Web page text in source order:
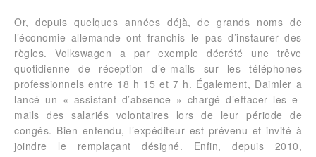
Or, depuis quelques années déjà, de grands noms de
l’économie allemande ont franchis le pas d’instaurer des
règles. Volkswagen a par exemple décrété une trêve
quotidienne de réception d’e-mails sur les téléphones
professionnels entre 18 h 15 et 7 h. Également, Daimler a
lancé un « assistant d’absence » chargé d’effacer les e-
mails des salariés volontaires lors de leur période de
congés. Bien entendu, l’expéditeur est prévenu et invité à
joindre le remplaçant désigné. Enfin, depuis 2010,